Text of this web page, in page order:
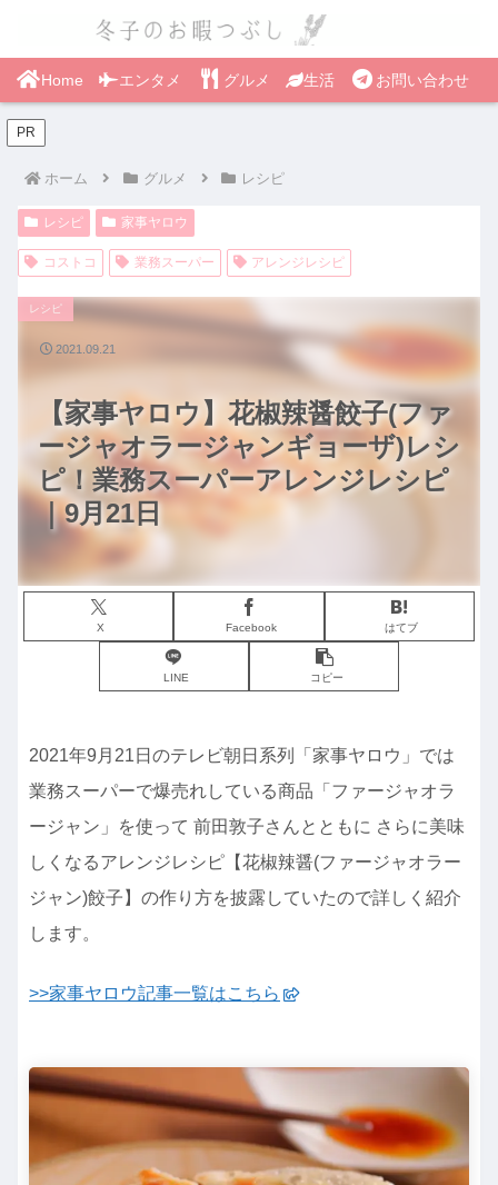
Home エンタメ グルメ 生活 お問い合わせ
PR
ホーム グルメ レシピ
レシピ 家事ヤロウ
コストコ 業務スーパー アレンジレシピ
【家事ヤロウ】花椒辣醤餃子(ファ
ージャオラージャンギョーザ)レシ
ピ！業務スーパーアレンジレシピ
｜9月21日
レシピ
X Facebook はてブ
LINE コピー
2021.09.21
2021年9月21日のテレビ朝日系列「家事ヤロウ」では
業務スーパーで爆売れしている商品「ファージャオラ
ージャン」を使って 前田敦子さんとともに さらに美味
しくなるアレンジレシピ【花椒辣醤(ファージャオラー
ジャン)餃子】の作り方を披露していたので詳しく紹介
します。
>>家事ヤロウ記事一覧はこちら